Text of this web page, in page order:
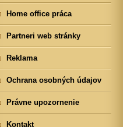
Home office práca
Partneri web stránky
Reklama
Ochrana osobných údajov
Právne upozornenie
Kontakt